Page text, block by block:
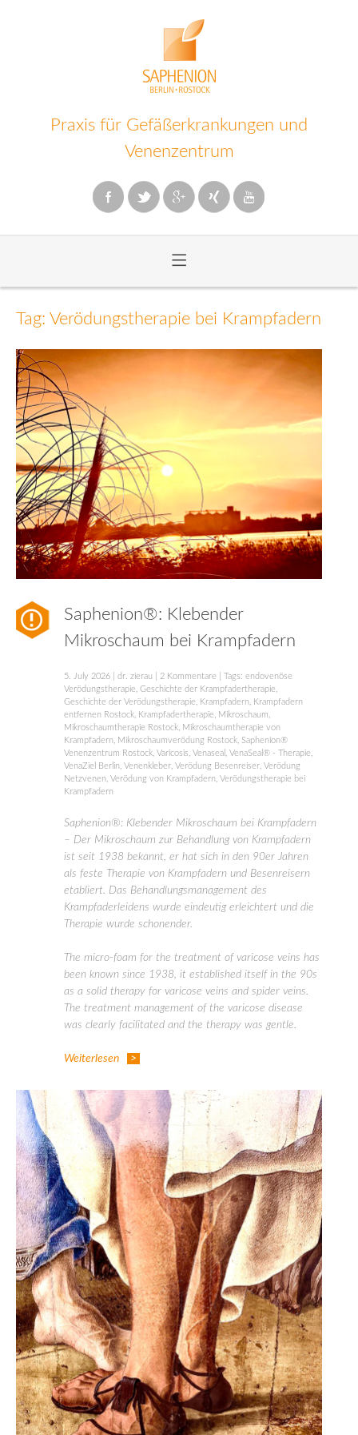
Praxis für Gefäßerkrankungen und
Venenzentrum
≡
Inhalt
Tag: Verödungstherapie bei Krampfadern
Saphenion®: Klebender
Mikroschaum bei Krampfadern
5. July 2026 dr. zierau 2 Kommentare | Tags: endovenöse
Verödungstherapie, Geschichte der Krampfadertherapie,
Geschichte der Verödungstherapie, Krampfadern, Krampfadern
entfernen Rostock, Krampfadertherapie, Mikroschaum,
Mikroschaumtherapie Rostock, Mikroschaumtherapie von
Krampfadern, Mikroschaumverödung Rostock, Saphenion®
Venenzentrum Rostock, Varicosis, Venaseal , VenaSeal® - Therapie,
VenaZiel Berlin, Venenkleber, Verödung Besenreiser, Verödung
Netzvenen, Verödung von Krampfadern, Verödungstherapie bei
Krampfadern
Saphenion®: Klebender Mikroschaum bei Krampfadern
– Der Mikroschaum zur Behandlung von Krampfadern
ist seit 1938 bekannt, er hat sich in den 90er Jahren
als feste Therapie von Krampfadern und Besenreisern
etabliert. Das Behandlungsmanagement des
Krampfaderleidens wurde eindeutig erleichtert und die
Therapie wurde schonender.
The micro-foam for the treatment of varicose veins has
been known since 1938, it established itself in the 90s
as a solid therapy for varicose veins and spider veins.
The treatment management of the varicose disease
was clearly facilitated and the therapy was gentle.
Weiterlesen